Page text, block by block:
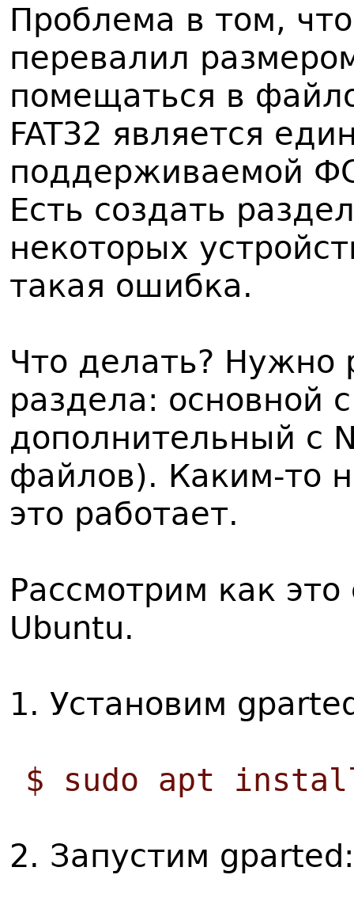
Проблема в том,
перевалил
помещаться в
FAT32 является
поддерживаемой
Есть создать
некоторых
такая ошибка.
Что делать? Нужно
раздела: основной
дополнительный с
файлов). Каким-то
это работает.
Рассмотрим как
Ubuntu.
1. Установим
$ sudo apt
2. Запустим gparted: